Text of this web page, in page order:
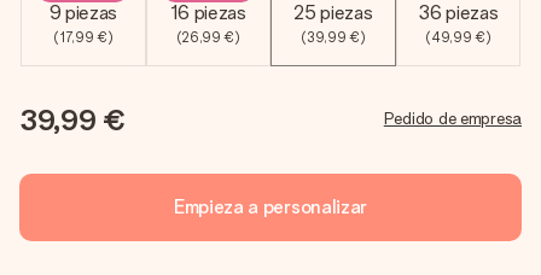
9 piezas
(17,99 €)
16 piezas
(26,99 €)
25 piezas
(39,99 €)
36 piezas
(49,99 €)
39,99 € Pedido de empresa
Empieza a personalizar